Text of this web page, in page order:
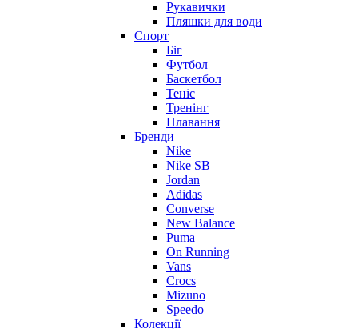
Рукавички
Пляшки для води
Спорт
Біг
Футбол
Баскетбол
Теніс
Тренінг
Плавання
Бренди
Nike
Nike SB
Jordan
Adidas
Converse
New Balance
Puma
On Running
Vans
Crocs
Mizuno
Speedo
Колекції